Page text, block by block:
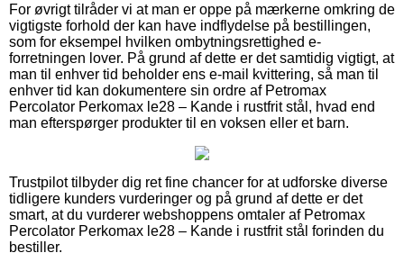
For øvrigt tilråder vi at man er oppe på mærkerne omkring de
vigtigste forhold der kan have indflydelse på bestillingen,
som for eksempel hvilken ombytningsrettighed e-
forretningen lover. På grund af dette er det samtidig vigtigt, at
man til enhver tid beholder ens e-mail kvittering, så man til
enhver tid kan dokumentere sin ordre af Petromax
Percolator Perkomax le28 – Kande i rustfrit stål, hvad end
man efterspørger produkter til en voksen eller et barn.
Trustpilot tilbyder dig ret fine chancer for at udforske diverse
tidligere kunders vurderinger og på grund af dette er det
smart, at du vurderer webshoppens omtaler af Petromax
Percolator Perkomax le28 – Kande i rustfrit stål forinden du
bestiller.